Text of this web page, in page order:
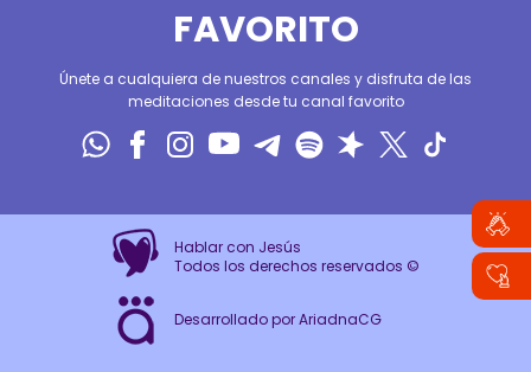
FAVORITO
Únete a cualquiera de nuestros canales y disfruta de las
meditaciones desde tu canal favorito
Hablar con Jesús
Todos los derechos reservados ©
Desarrollado por AriadnaCG